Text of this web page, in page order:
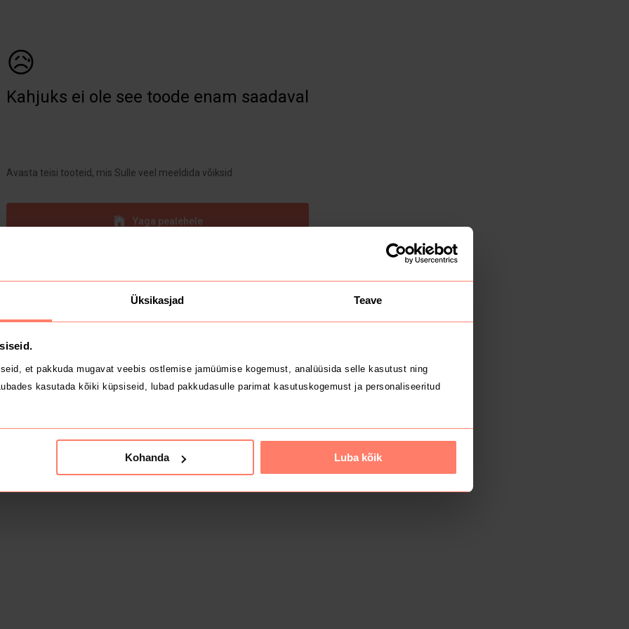
Üksikasjad Teave
et pakkuda mugavat veebis ostlemise jamüümise kogemust, analüüsida selle kasutust ning
kasutada kõiki küpsiseid, lubad pakkudasulle parimat kasutuskogemust ja personaliseeritud
Kohanda Luba kõik
😥
Kahjuks ei ole see toode enam saadaval
Avasta teisi tooteid, mis Sulle veel meeldida võiksid
Yaga pealehele